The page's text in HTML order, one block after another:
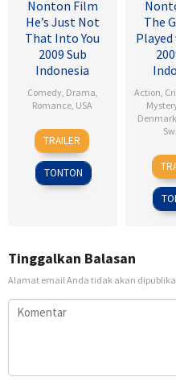
Nonton Film
He’s Just Not
That Into You
2009 Sub
Indonesia
Comedy, Drama,
Romance, USA
6
Feb
2009
Ken
Kwapis
TRAILER
TONTON
The
Action,
Denmark
Tinggalkan Balasan
Alamat email Anda tidak akan